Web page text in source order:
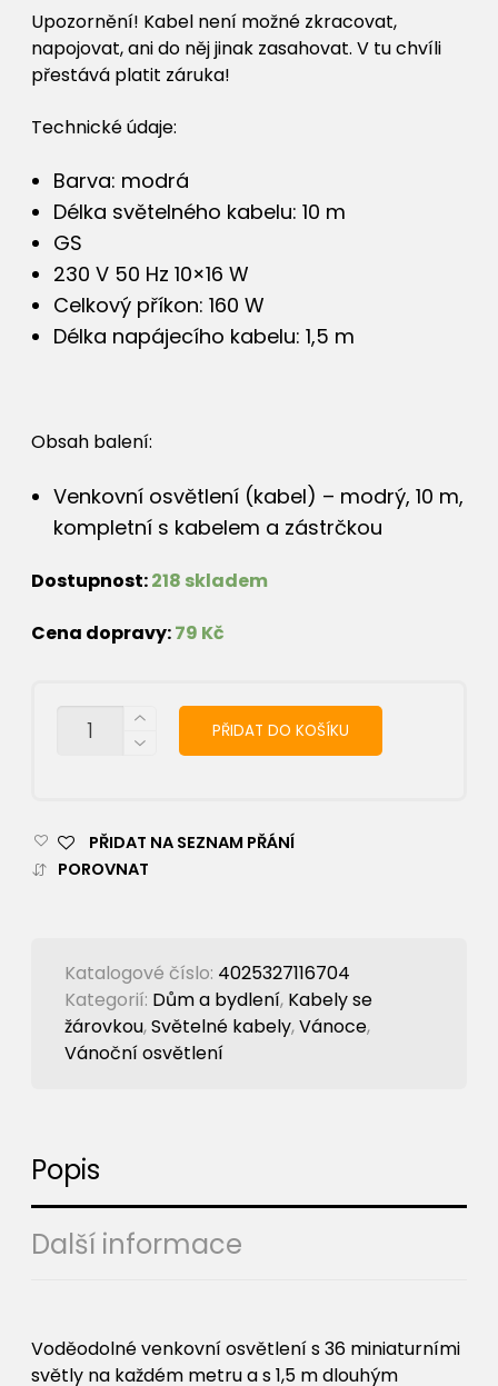
Upozornění! Kabel není možné zkracovat,
napojovat, ani do něj jinak zasahovat. V tu chvíli
přestává platit záruka!
Technické údaje:
Barva: modrá
Délka světelného kabelu: 10 m
GS
230 V 50 Hz 10×16 W
Celkový příkon: 160 W
Délka napájecího kabelu: 1,5 m
Obsah balení:
Venkovní osvětlení (kabel) – modrý, 10 m,
kompletní s kabelem a zástrčkou
Dostupnost:218 skladem
Cena dopravy:79 Kč
MNOŽSTVÍ PŘIDAT DO KOŠÍKU
PŘIDAT NA SEZNAM PŘÁNÍ
POROVNAT
Katalogové číslo: 4025327116704
Kategorií: Dům a bydlení, Kabely se
žárovkou,Světelné kabely,Vánoce,
Vánoční osvětlení
Popis
Další informace
Voděodolné venkovní osvětlení s 36 miniaturními
světly na každém metru a s 1,5 m dlouhým